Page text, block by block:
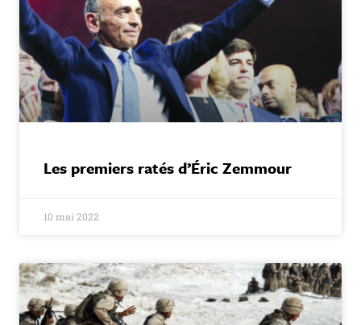
Les premiers ratés d’Éric Zemmour
10 mai 2022